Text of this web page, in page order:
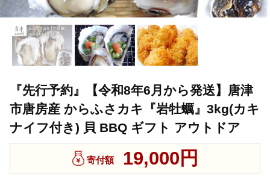
『先行予約』【令和8年6月から発送】唐津
市唐房産 からふさカキ『岩牡蠣』3kg(カキ
ナイフ付き) 貝 BBQ ギフト アウトドア
寄付額 19,000円